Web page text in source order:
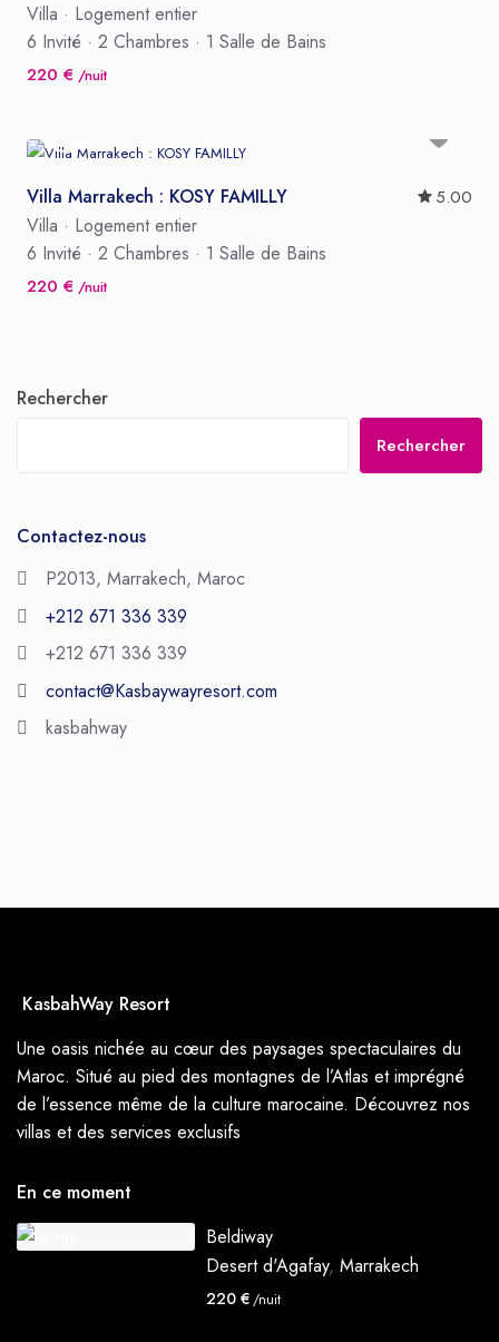
Villa · Logement entier
6 Invité · 2 Chambres · 1 Salle de Bains
220 € /nuit
Villa Marrakech : KOSY FAMILLY 5.00
Villa · Logement entier
6 Invité · 2 Chambres · 1 Salle de Bains
220 € /nuit
Rechercher
Rechercher
Contactez-nous
P2013, Marrakech, Maroc
+212 671 336 339
+212 671 336 339
contact@Kasbaywayresort.com
kasbahway
KasbahWay Resort
Une oasis nichée au cœur des paysages spectaculaires du
Maroc. Situé au pied des montagnes de l’Atlas et imprégné
de l’essence même de la culture marocaine. Découvrez nos
villas et des services exclusifs
En ce moment
Beldiway
Desert d'Agafay,Marrakech
220 €/nuit